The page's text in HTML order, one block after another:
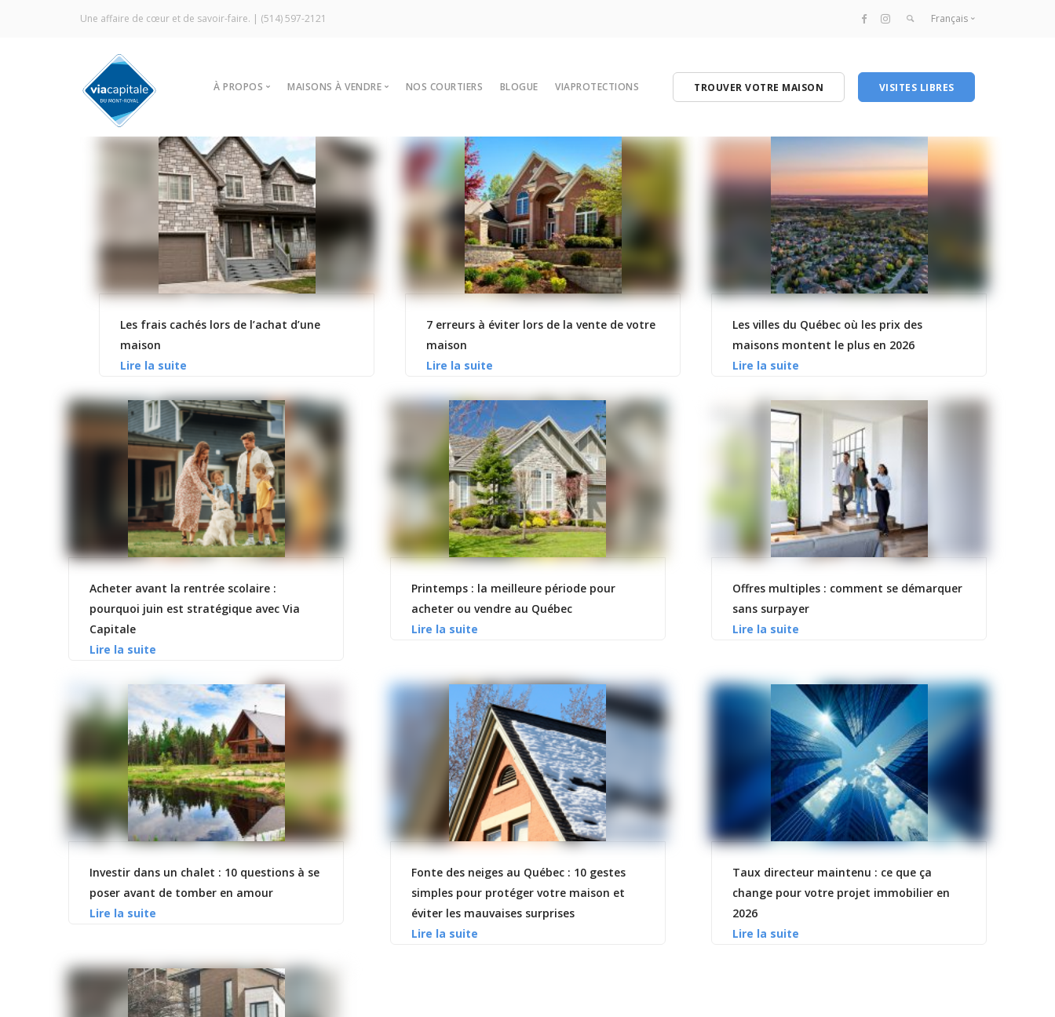
Une affaire de cœur et de savoir-faire. | (514) 597-2121 Français
English
À PROPOS
Notre agence
Vitrine Écologique
Certification ÉcoCourtier
Signature Via Capitale
Commercial
Prestige MLS
Témoignages
MAISONS À VENDRE
Trouver votre maison
Nos stratégies de vente
Visites libres
À louer
NOS COURTIERS BLOGUE VIAPROTECTIONS TROUVER VOTRE MAISON VISITES LIBRES
Les frais cachés lors de l’achat d’une
maison
7 erreurs à éviter lors de la vente de votre
maison
Les villes du Québec où les prix des
maisons montent le plus en 2026
Acheter avant la rentrée scolaire :
pourquoi juin est stratégique avec Via
Capitale
Printemps : la meilleure période pour
acheter ou vendre au Québec
Offres multiples : comment se démarquer
sans surpayer
Investir dans un chalet : 10 questions à se
poser avant de tomber en amour
Fonte des neiges au Québec : 10 gestes
simples pour protéger votre maison et
éviter les mauvaises surprises
Taux directeur maintenu : ce que ça
change pour votre projet immobilier en
2026